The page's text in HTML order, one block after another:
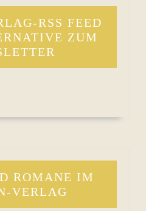
RSS FEED
ZUM
ROMANE IM
VERLAG